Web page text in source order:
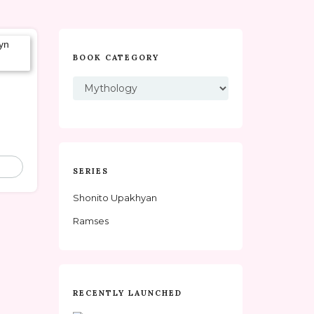
BOOK CATEGORY
SERIES
Shonito Upakhyan
Ramses
RECENTLY LAUNCHED